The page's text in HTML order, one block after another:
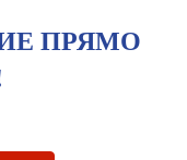
ПРЯМО